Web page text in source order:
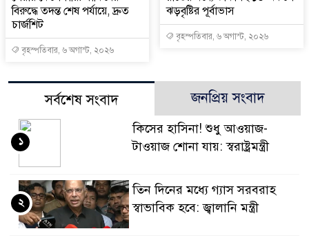
বিরুদ্ধে তদন্ত শেষ পর্যায়ে, দ্রুত
চার্জশিট
বৃহস্পতিবার, ৬ অগাস্ট, ২০২৬
ঝড়বৃষ্টির পূর্বাভাস
বৃহস্পতিবার, ৬ অগাস্ট, ২০২৬
সর্বশেষ সংবাদ জনপ্রিয় সংবাদ
কিসের হাসিনা! শুধু আওয়াজ-
টাওয়াজ শোনা যায়: স্বরাষ্ট্রমন্ত্রী
১
তিন দিনের মধ্যে গ্যাস সরবরাহ
স্বাভাবিক হবে: জ্বালানি মন্ত্রী
২